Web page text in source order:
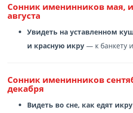
Сонник именинников мая,
августа
Увидеть на уставленном
и красную икру — к банкету
Сонник именинников
декабря
Видеть во сне, как едят икру